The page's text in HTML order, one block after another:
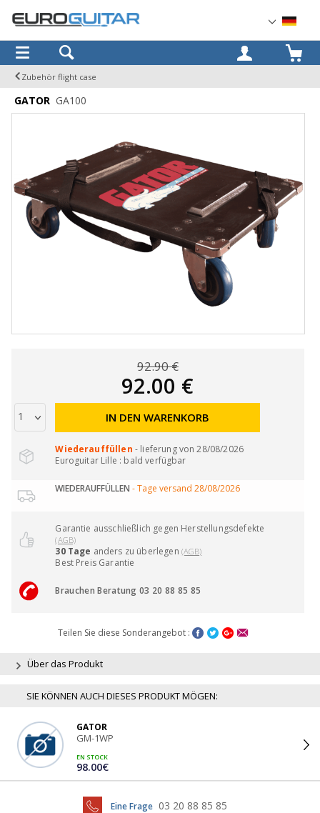
OK
Zubehör flight case
GATOR GA100
92.90 €
92.00 €
IN DEN WARENKORB
Wiederauffüllen - lieferung von 28/08/2026
Euroguitar Lille : bald verfügbar
WIEDERAUFFÜLLEN - Tage versand 28/08/2026
Garantie ausschließlich gegen Herstellungsdefekte
(AGB)
30 Tage anders zu überlegen (AGB)
Best Preis Garantie
Brauchen Beratung 03 20 88 85 85
Teilen Sie diese Sonderangebot :
Über das Produkt
SIE KÖNNEN AUCH DIESES PRODUKT MÖGEN:
GATOR
GM-1WP
EN STOCK
98.00€
Eine Frage 03 20 88 85 85